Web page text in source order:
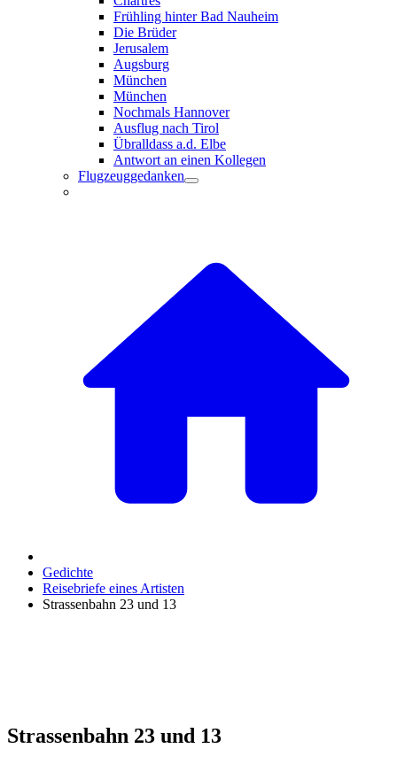
Frühling hinter Bad Nauheim
Die Brüder
Jerusalem
Augsburg
München
München
Nochmals Hannover
Ausflug nach Tirol
Übralldass a.d. Elbe
Antwort an einen Kollegen
Flugzeuggedanken
Gedichte
Reisebriefe eines Artisten
Strassenbahn 23 und 13
Strassenbahn 23 und 13